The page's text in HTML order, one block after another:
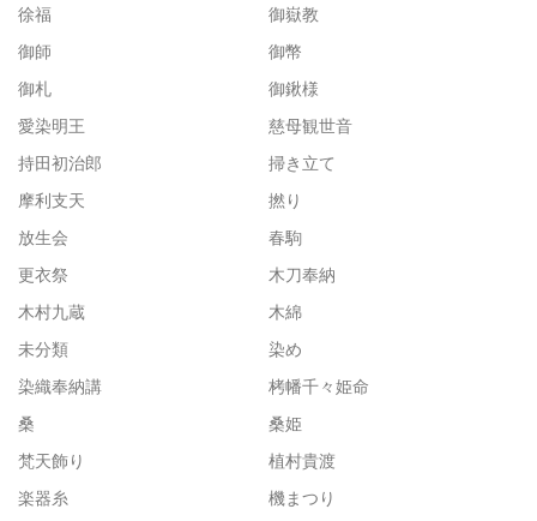
徐福
御嶽教
御師
御幣
御札
御鍬様
愛染明王
慈母観世音
持田初治郎
掃き立て
摩利支天
撚り
放生会
春駒
更衣祭
木刀奉納
木村九蔵
木綿
未分類
染め
染織奉納講
栲幡千々姫命
桑
桑姫
梵天飾り
植村貴渡
楽器糸
機まつり